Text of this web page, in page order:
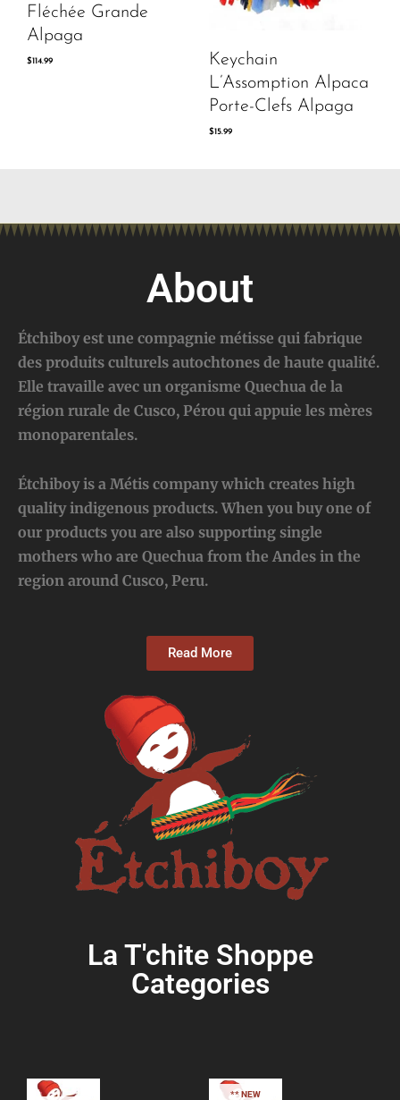
Fléchée Grande
Alpaga
$114.99
Keychain
L’Assomption Alpaca
Porte-Clefs Alpaga
$15.99
About
Étchiboy est une compagnie métisse qui fabrique
des produits culturels autochtones de haute qualité.
Elle travaille avec un organisme Quechua de la
région rurale de Cusco, Pérou qui appuie les mères
monoparentales.
Étchiboy is a Métis company which creates high
quality indigenous products. When you buy one of
our products you are also supporting single
mothers who are Quechua from the Andes in the
region around Cusco, Peru.
Read More
La T'chite Shoppe
Categories​
** NEW